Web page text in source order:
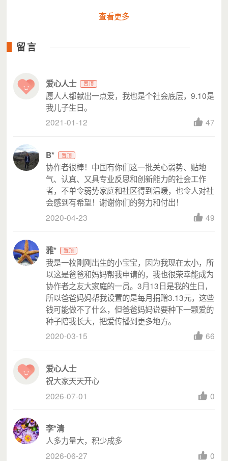
人都可以怀抱着尊严和梦想，自由地行走在大地”的组织愿景。
社会组织人员提供了社会工作专业服务，培育出包括农民工在内
作，组织召开了多个全国性研讨会，出版了11本图书。目前，协
作者的服务模式已被复制推广到长江三角洲地区、珠江三角洲地
区、山东半岛地区和中部地区。荣获“林护杰出社会工作服务项
目奖”，“中国社会创新奖”， “全国三八红旗集体”，民政部授予
票据说明
爱德基金会可以为您开具电子捐赠票据。
灵析开票指引：
月捐项目可在「票据中心」找到对应捐赠记录后，申请开具
月捐项目也可以在筹款页，点击「管理我的月捐」
票据」，勾选未开票的捐赠记录，申请批量合并开票。
注意：最迟不晚于捐赠支付的当年之内完成，如有特殊情
况，可在下一年的3月31日前，申请开具去年1月1日至当年3月31
若根据以上路径开票失败或因系统原因无法开票，您可在扣
订单号根据官网开票指引进行申请（微信→我的→支付→钱包→
账单→点击想要查询的记录，获取交易单号）。
开票申请不支持跨年。如您在
迟在当年12月31日前完成开票申请。如您的月捐扣款在12月29日
至31日期间，可最迟于次年1月10日前完成开票申请。
查看更多
留言
爱心人士 置顶
愿人人都献出一点爱，我也是个社会底层，9.10是
我儿子生日。
2021-01-12
47
B* 置顶
协作者很棒！中国有你们这一批关心弱势、贴地
气、认真、又具专业反思和创新能力的社会工作
者，不单令弱势家庭和社区得到温暖，也令人对社
会感到有希望！谢谢你们的努力和付出！
2020-04-23
49
雅* 置顶
我是一枚刚刚出生的小宝宝，因为我现在太小，所
以这是爸爸和妈妈帮我申请的，我也很荣幸能成为
协作者之友大家庭的一员。3月13日是我的生日，
所以爸爸妈妈帮我设置的是每月捐赠3.13元，这些
钱可能做不了什么，但爸爸妈妈说要种下一颗爱的
种子陪我长大，把爱传播到更多地方。
2020-03-15
66
爱心人士
祝大家天天开心
2026-07-01
0
李*清
人多力量大，积少成多
2026-06-27
0